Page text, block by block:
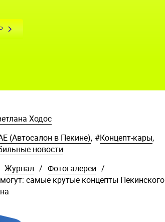
Ходос
(Автосалон в Пекине), #Концепт-кары,
новости
Журнал / Фотогалереи /
самые крутые концепты Пекинского